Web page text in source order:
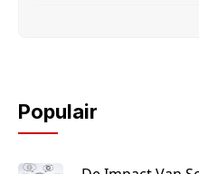
Populair